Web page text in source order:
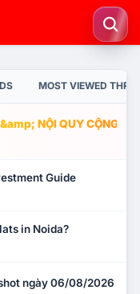
MOST VIEWED
NỘI QUY CỘNG
Guide
in Noida?
ngày 06/08/2026